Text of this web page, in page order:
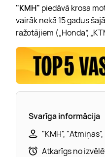
"KMH" piedāvā krosa
vairāk nekā 15 gadus
ražotājiem („Honda”,
Svarīga informācija
"KMH",
Atkarīgs no